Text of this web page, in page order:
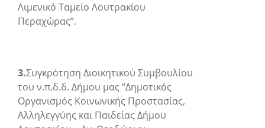
Λιμενικό Ταμείο Λουτρακίου
Περαχώρας”.
3.Συγκρότηση Διοικητικού Συμβουλίου
του ν.π.δ.δ. Δήμου μας “Δημοτικός
Οργανισμός Κοινωνικής Προστασίας,
Αλληλεγγύης και Παιδείας Δήμου